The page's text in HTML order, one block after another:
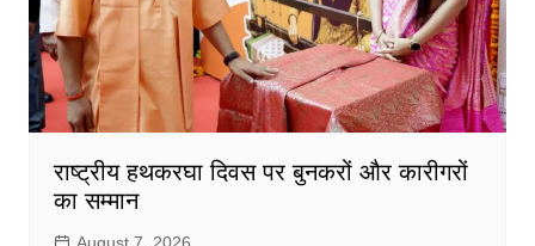
राष्ट्रीय हथकरघा दिवस पर बुनकरों और कारीगरों
का सम्मान
August 7, 2026